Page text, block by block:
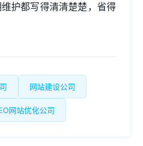
护都写得清清楚楚，省得
网站建设公司
网站优化公司